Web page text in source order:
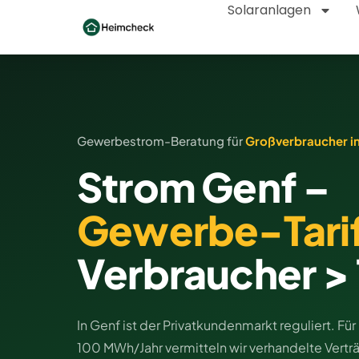
Solaranlagen
Gewerbestrom-Beratung fürGroßverbraucher
Strom Genf –
Gewerbe-
Verbraucher >
In Genf ist der Privatkundenmarkt reguliert.
100 MWh/Jahr vermitteln wir verhandelte